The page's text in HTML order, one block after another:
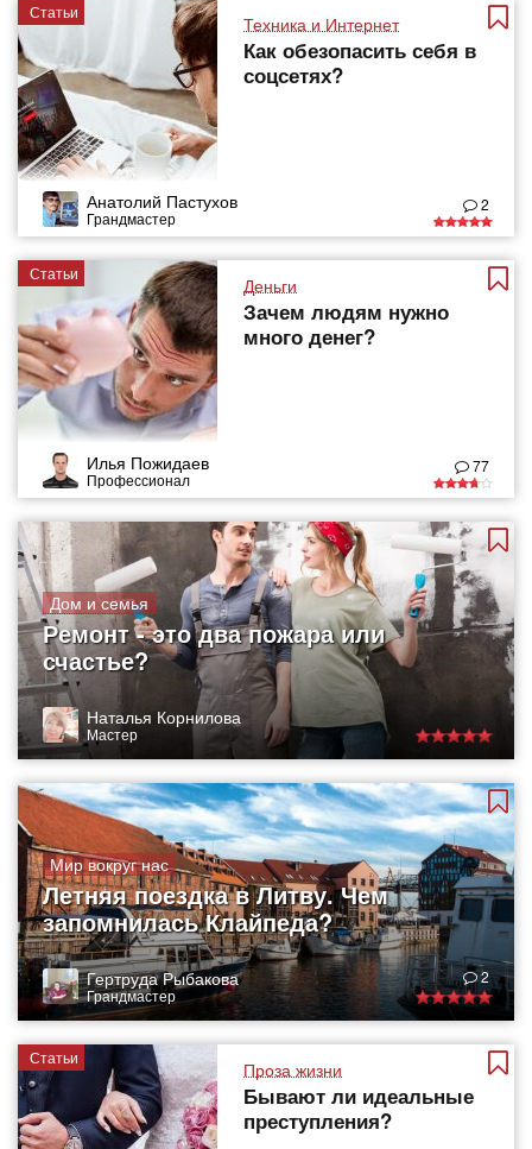
Статьи
Техника и Интернет
Как обезопасить себя в
соцсетях?
Анатолий Пастухов
Грандмастер
2
Статьи
Деньги
Зачем людям нужно
много денег?
Илья Пожидаев
Профессионал
77
Дом и семья
Ремонт - это два пожара или
счастье?
Наталья Корнилова
Мастер
Мир вокруг нас
Летняя поездка в Литву. Чем
запомнилась Клайпеда?
Гертруда Рыбакова
Грандмастер
2
Статьи
Проза жизни
Бывают ли идеальные
преступления?